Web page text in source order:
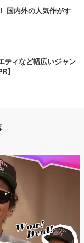
国内外の人気作がす
ティなど幅広いジャン
】